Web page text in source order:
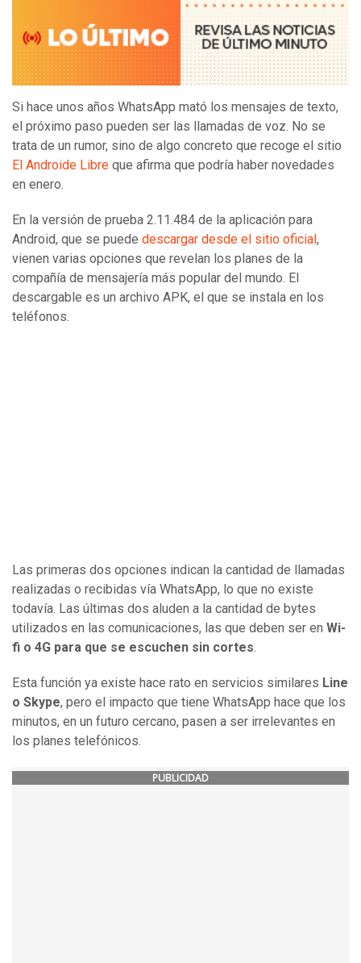
Si hace unos años WhatsApp mató los mensajes de texto,
el próximo paso pueden ser las llamadas de voz. No se
trata de un rumor, sino de algo concreto que recoge el sitio
El Androide Libre que afirma que podría haber novedades
en enero.
En la versión de prueba 2.11.484 de la aplicación para
Android, que se puede descargar desde el sitio oficial ,
vienen varias opciones que revelan los planes de la
compañía de mensajería más popular del mundo. El
descargable es un archivo APK, el que se instala en los
teléfonos.
Las primeras dos opciones indican la cantidad de llamadas
realizadas o recibidas vía WhatsApp, lo que no existe
todavía. Las últimas dos aluden a la cantidad de bytes
utilizados en las comunicaciones, las que deben ser en Wi-
fi o 4G para que se escuchen sin cortes.
Esta función ya existe hace rato en servicios similares Line
o Skype, pero el impacto que tiene WhatsApp hace que los
minutos, en un futuro cercano, pasen a ser irrelevantes en
los planes telefónicos.
PUBLICIDAD